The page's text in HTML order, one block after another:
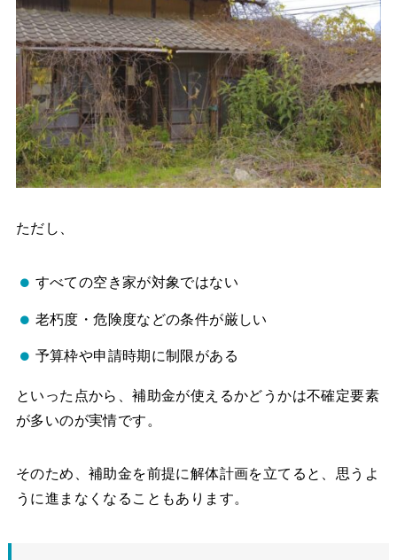
ただし、
すべての空き家が対象ではない
老朽度・危険度などの条件が厳しい
予算枠や申請時期に制限がある
といった点から、補助金が使えるかどうかは不確定要素
が多いのが実情です。
そのため、補助金を前提に解体計画を立てると、思うよ
うに進まなくなることもあります。